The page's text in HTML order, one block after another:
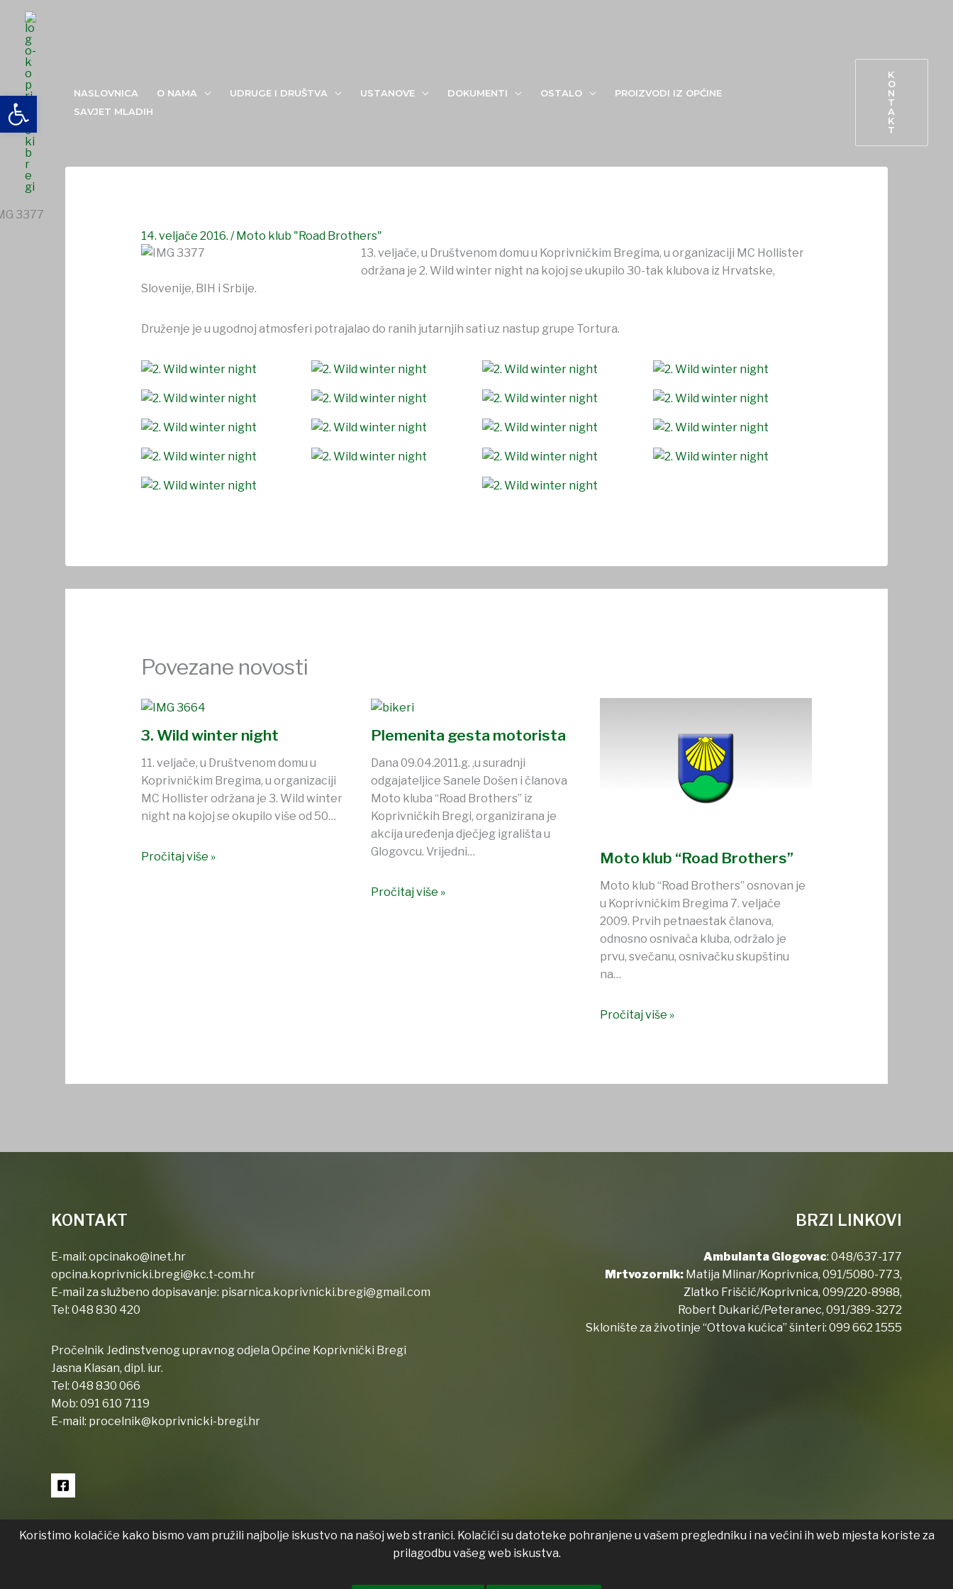
Open toolbar
content
NASLOVNICA O NAMA UDRUGE I DRUŠTVA USTANOVE DOKUMENTI OSTALO
PROIZVODI IZ OPĆINE
SAVJET MLADIH
K
O
N
T
A
K
T
14. veljače 2016. /Moto klub "Road Brothers"
13. veljače, u Društvenom domu u Koprivničkim Bregima, u organizaciji MC Hollister
održana je 2. Wild winter night na kojoj se ukupilo 30-tak klubova iz Hrvatske,
Slovenije, BIH i Srbije.
Druženje je u ugodnoj atmosferi potrajalao do ranih jutarnjih sati uz nastup grupe Tortura.
Povezane novosti
3. Wild winter night
11. veljače, u Društvenom domu u
Koprivničkim Bregima, u organizaciji
MC Hollister održana je 3. Wild winter
night na kojoj se okupilo više od 50…
Pročitaj više »
Plemenita gesta motorista
Dana 09.04.2011.g. ,u suradnji
odgajateljice Sanele Došen i članova
Moto kluba “Road Brothers” iz
Koprivničkih Bregi, organizirana je
akcija uređenja dječjeg igrališta u
Glogovcu. Vrijedni…
Pročitaj više »
Moto klub “Road Brothers”
Moto klub “Road Brothers” osnovan je
u Koprivničkim Bregima 7. veljače
2009. Prvih petnaestak članova,
odnosno osnivača kluba, održalo je
prvu, svečanu, osnivačku skupštinu
na…
Pročitaj više »
KONTAKT
E-mail: opcinako@inet.hr
opcina.koprivnicki.bregi@kc.t-com.hr
E-mail za službeno dopisavanje: pisarnica.koprivnicki.bregi@gmail.com
Tel: 048 830 420
Pročelnik Jedinstvenog upravnog odjela Općine Koprivnički Bregi
Jasna Klasan, dipl. iur.
Tel: 048 830 066
Mob: 091 610 7119
E-mail: procelnik@koprivnicki-bregi.hr
BRZI LINKOVI
Ambulanta Glogovac: 048/637-177
Mrtvozornik: Matija Mlinar/Koprivnica, 091/5080-773,
Zlatko Friščić/Koprivnica, 099/220-8988,
Robert Dukarić/Peteranec, 091/389-3272
Sklonište za životinje “Ottova kućica” šinteri: 099 662 1555
Koristimo kolačiće kako bismo vam pružili najbolje iskustvo na našoj web stranici. Kolačići su datoteke pohranjene u vašem pregledniku i na većini ih web mjesta koriste za
prilagodbu vašeg web iskustva.